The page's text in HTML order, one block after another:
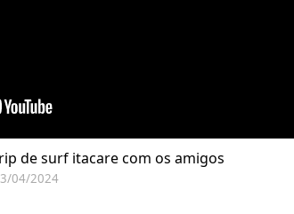
de surf itacare com os amigos
04/2024